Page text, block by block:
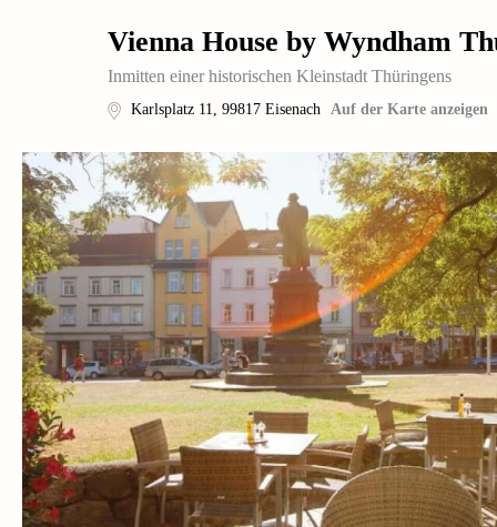
Vienna House by Wyndham
Inmitten einer historischen Kleinstadt Thüringens
Karlsplatz 11, 99817 Eisenach Auf der Karte anzeigen